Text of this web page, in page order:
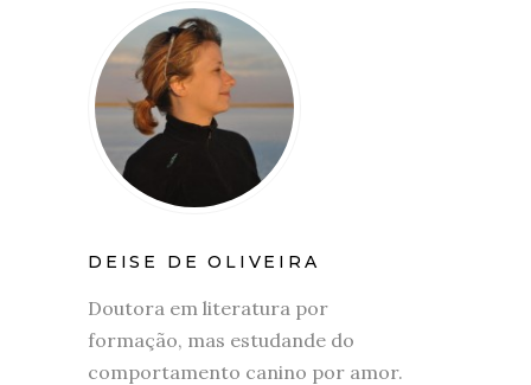
DEISE DE OLIVEIRA
Doutora em literatura por
formação, mas estudande do
comportamento canino por amor.